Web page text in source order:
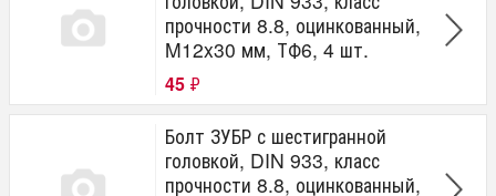
прочности 8.8, оцинкованный,
M12x30 мм, ТФ6, 4 шт.
45 ₽
Болт ЗУБР с шестигранной
головкой, DIN 933, класс
прочности 8.8, оцинкованный,